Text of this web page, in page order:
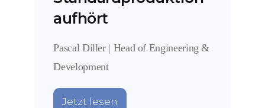
aufhört
Pascal Diller | Head of Engineering &
Development
Jetzt lesen